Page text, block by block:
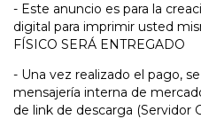
- Este anuncio es para la
digital para imprimir usted
FÍSICO SERÁ ENTREGADO
- Una vez realizado el pago,
mensajería interna de
de link de descarga (Servidor